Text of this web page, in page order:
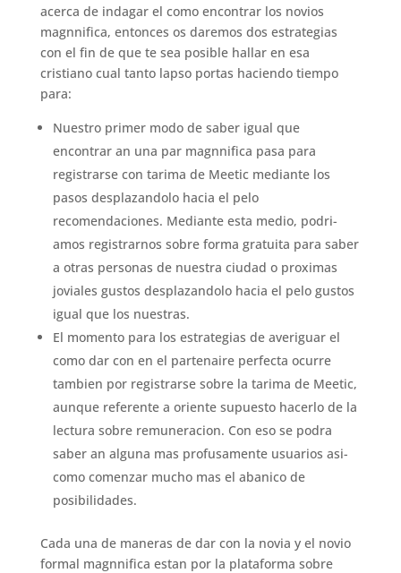
acerca de indagar el como encontrar los novios
magnnifica, entonces os daremos dos estrategias
con el fin de que te sea posible hallar en esa
cristiano cual tanto lapso portas haciendo tiempo
para:
Nuestro primer modo de saber igual que
encontrar an una par magnnifica pasa para
registrarse con tarima de Meetic mediante los
pasos desplazandolo hacia el pelo
recomendaciones. Mediante esta medio, podri­
amos registrarnos sobre forma gratuita para saber
a otras personas de nuestra ciudad o proximas
joviales gustos desplazandolo hacia el pelo gustos
igual que los nuestras.
El momento para los estrategias de averiguar el
como dar con en el partenaire perfecta ocurre
tambien por registrarse sobre la tarima de Meetic,
aunque referente a oriente supuesto hacerlo de la
lectura sobre remuneracion. Con eso se podra
saber an alguna mas profusamente usuarios asi­
como comenzar mucho mas el abanico de
posibilidades.
Cada una de maneras de dar con la novia y el novio
formal magnnifica estan por la plataforma sobre